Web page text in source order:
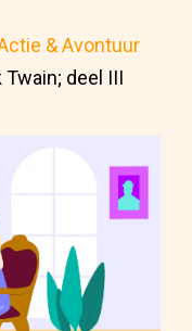
& Avontuur
Twain; deel III